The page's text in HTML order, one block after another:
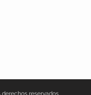
derechos reservados